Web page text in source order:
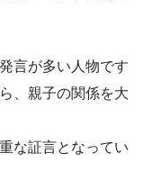
言が多い人物です
、親子の関係を大
な証言となってい